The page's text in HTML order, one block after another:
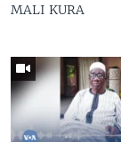
MALI KURA